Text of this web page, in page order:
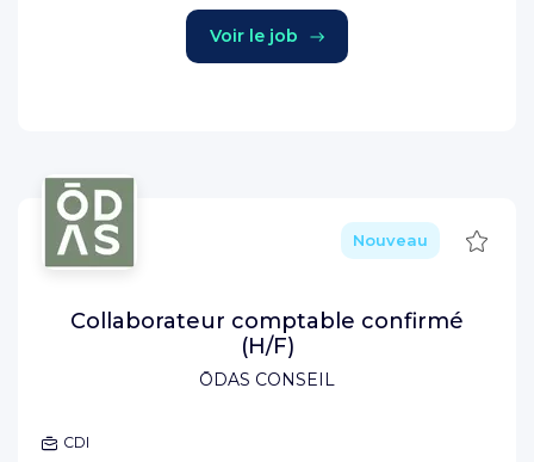
Voir le job
ŌDAS CONSEIL
Nouveau
Collaborateur comptable confirmé
(H/F)
CDI